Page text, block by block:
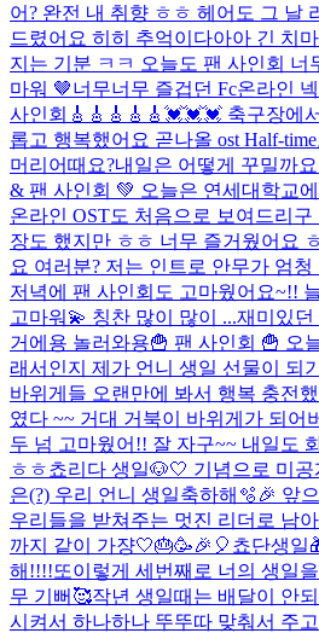
어? 완전 내 취향 ㅎㅎ 헤어도 그 날
드렸어요 히히 추억이다아아 긴 치
지는 기분 ㅋㅋ 오늘도 팬 사인회 너
마워 🤎너무너무 즐겁던 Fc온라인
사인회🎸🎸🎸🎸🎸💓💓💓 축구장에
롭고 행복했어요 곧나올 ost Half-
머리어때요?내일은 어떻게 꾸밀까요
& 팬 사인회 💚 오늘은 연세대학교
온라인 OST도 처음으로 보여드리
장도 했지만 ㅎㅎ 너무 즐거웠어요
요 여러분? 저는 인트로 안무가 엄
저녁에 팬 사인회도 고마웠어요~!!
고마워💫 칭찬 많이 많이 ...재미있던
거에용 놀러와용🍟 팬 사인회 🍟 오
래서인지 제가 언니 생일 선물이 되
바위게들 오랜만에 봐서 행복 충전
였다 ~~ 거대 거북이 바위게가 되어
두 넘 고마웠어!! 잘 자구~~ 내일도
ㅎㅎ쵸리다 생일🐶🤍 기념으로 미
은(?) 우리 언니 생일축하해🫧🎉 앞
우리들을 받쳐주는 멋진 리더로 남
까지 같이 가쟝🤍🎂🥳🎉🎈쵸단생일
해!!!!또이렇게 세번째로 너의 생일
무 기뻐🥰작년 생일때는 배달이 안
시켜서 하나하나 뚜뚜따 맞춰서 주